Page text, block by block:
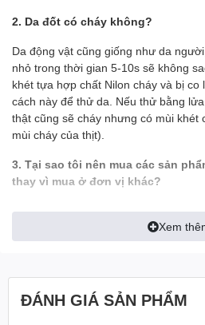
✪ GIỚI THIỆU:
- Da cá sấu là một trong những sản
nay. Dẫn đầu trong số 5 nguyên liệu
thời trang. Những chiếc ví bóp được
hồi và độ bền rất cao. Càng sử
và sáng bóng.
- Việc sở hữu cho mình một chiếc Ví
giúpbạn trở nên thật sang trọng
lột xác thành một người mới, một
✅ 100% Sản phẩm đúng chất Da Cá
thanh toán)
2. Da đốt có cháy không?
Da động vật cũng giống như da
nhỏ trong thời gian 5-10s sẽ không
khét tựa hợp chất Nilon cháy và bị co
cách này để thử da. Nếu thử bằng
thật cũng sẽ cháy nhưng có mùi khét
mùi cháy của thịt).
3. Tại sao tôi nên mua các sản
thay vì mua ở đơn vị khác?
- Tất cả hình ảnh đều được Ovenis
được cái nhìn chính xác nhất về sản
thực tế của sản phẩm
- Ship tới không mua không sao
- Mua rồi vẫn đổi trả miễn phí
Xem
ĐÁNH GIÁ SẢN PHẨM